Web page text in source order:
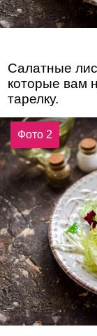
Салатные
которые вам
тарелку.
Фото 2